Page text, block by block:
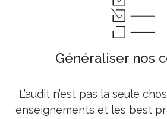
Généraliser nos
L’audit n’est pas la seule
enseignements et les best